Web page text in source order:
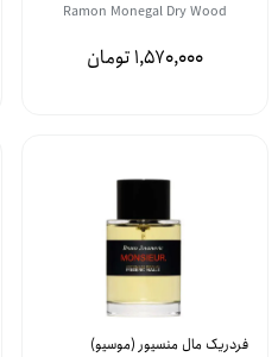
Ramon Monegal Dry Wood
1,570,000
فردریک مال منسیور (موسیو)